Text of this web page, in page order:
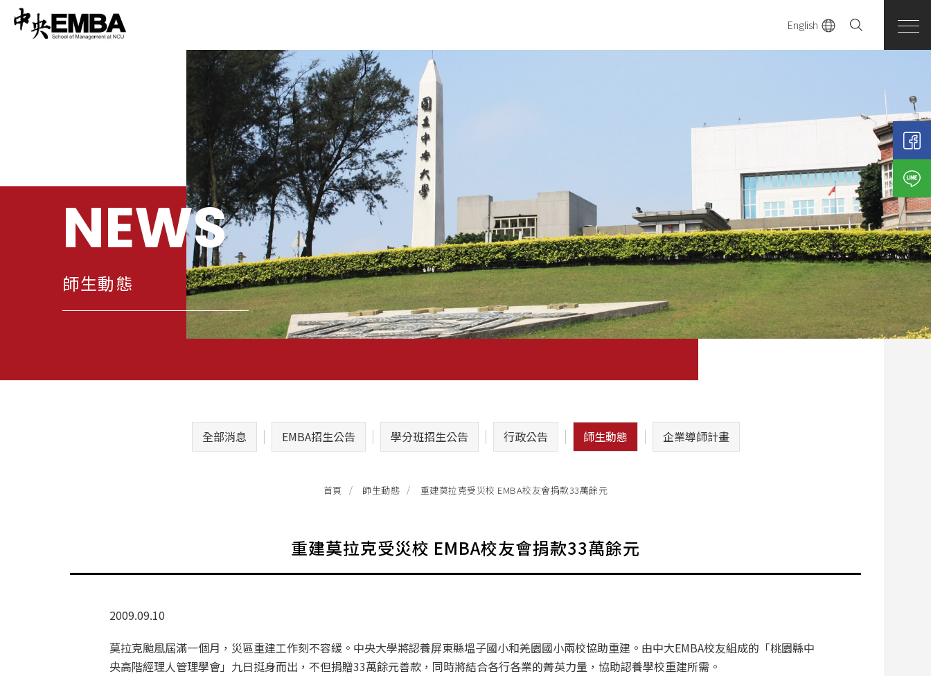
English
NEWS
師生動態
全部消息 EMBA招生公告 學分班招生公告 行政公告 師生動態 企業導師計畫
首頁 師生動態 重建莫拉克受災校 EMBA校友會捐款33萬餘元
重建莫拉克受災校 EMBA校友會捐款33萬餘元
2009.09.10
莫拉克颱風屆滿一個月，災區重建工作刻不容緩。中央大學將認養屏東縣塭子國小和羌園國小兩校協助重建。由中大EMBA校友組成的「桃園縣中
央高階經理人管理學會」九日挺身而出，不但捐贈33萬餘元善款，同時將結合各行各業的菁英力量，協助認養學校重建所需。